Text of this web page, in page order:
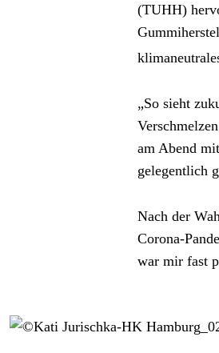
(TUHH)
„So sieht
am Abend
gelegentlich
Nach der
Corona-
war mir fast